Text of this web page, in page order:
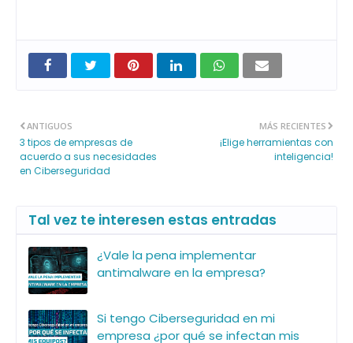
MÁS RECIENTES
¡Elige herramientas con
inteligencia!
ANTIGUOS
3 tipos de empresas de
acuerdo a sus necesidades
en Ciberseguridad
Tal vez te interesen estas entradas
¿Vale la pena implementar
antimalware en la empresa?
Si tengo Ciberseguridad en mi
empresa ¿por qué se infectan mis